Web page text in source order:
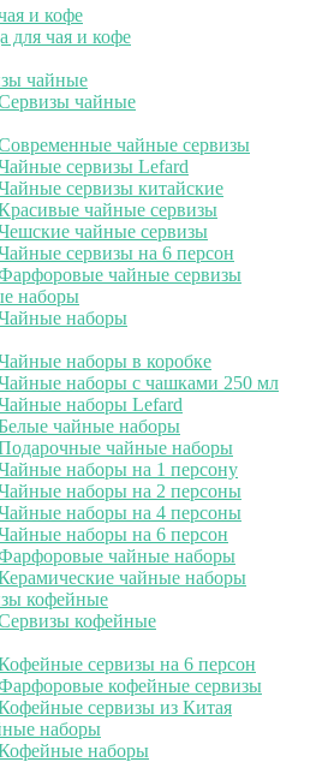
и кофе
для чая и кофе
чайные
чайные
чайные сервизы
сервизы Lefard
сервизы китайские
чайные сервизы
чайные сервизы
сервизы на 6 персон
чайные сервизы
наборы
наборы
наборы в коробке
наборы с чашками 250 мл
наборы Lefard
чайные наборы
чайные наборы
наборы на 1 персону
наборы на 2 персоны
наборы на 4 персоны
наборы на 6 персон
чайные наборы
чайные наборы
кофейные
кофейные
сервизы на 6 персон
кофейные сервизы
сервизы из Китая
наборы
наборы